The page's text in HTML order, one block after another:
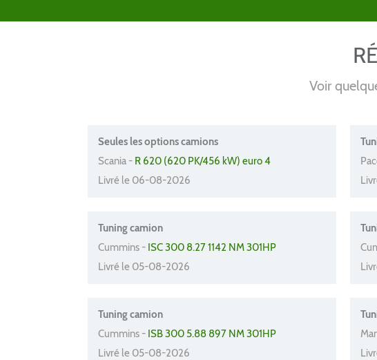
Voir
Seules les options camions
Scania - R 620 (620 PK/456 kW) euro 4
Livré le 06-08-2026
Tuning camion
Cummins - ISC 300 8.27 1142 NM 301HP
Livré le 05-08-2026
Tuning camion
Cummins - ISB 300 5.88 897 NM 301HP
Livré le 05-08-2026